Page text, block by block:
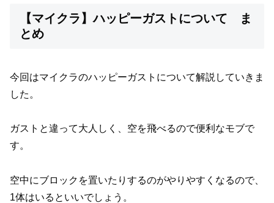
【マイクラ】ハッピーガストについて ま
とめ
今回はマイクラのハッピーガストについて解説していきま
した。
ガストと違って大人しく、空を飛べるので便利なモブで
す。
空中にブロックを置いたりするのがやりやすくなるので、
1体はいるといいでしょう。